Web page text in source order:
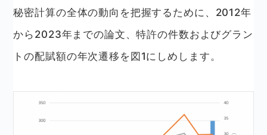
秘密計算の全体の動向を把握するために、2012年
から2023年までの論文、特許の件数およびグラン
トの配賦額の年次遷移を図1にしめします。